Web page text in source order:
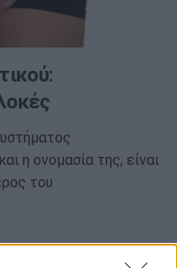
η ονομασία της, είναι
του